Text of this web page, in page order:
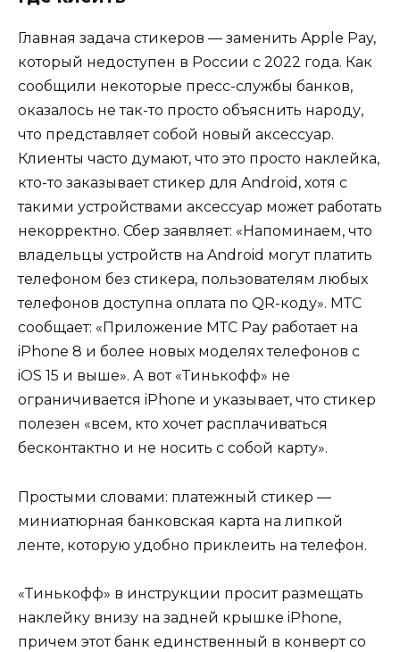
Главная задача стикеров — заменить Apple Pay,
который недоступен в России с 2022 года. Как
сообщили некоторые пресс-службы банков,
оказалось не так-то просто объяснить народу,
что представляет собой новый аксессуар.
Клиенты часто думают, что это просто наклейка,
кто-то заказывает стикер для Android, хотя с
такими устройствами аксессуар может работать
некорректно. Сбер заявляет: «Напоминаем, что
владельцы устройств на Android могут платить
телефоном без стикера, пользователям любых
телефонов доступна оплата по QR-коду». МТС
сообщает: «Приложение МТС Pay работает на
iPhone 8 и более новых моделях телефонов с
iOS 15 и выше». А вот «Тинькофф» не
ограничивается iPhone и указывает, что стикер
полезен «всем, кто хочет расплачиваться
бесконтактно и не носить с собой карту».
Простыми словами: платежный стикер —
миниатюрная банковская карта на липкой
ленте, которую удобно приклеить на телефон.
«Тинькофф» в инструкции просит размещать
наклейку внизу на задней крышке iPhone,
причем этот банк единственный в конверт со